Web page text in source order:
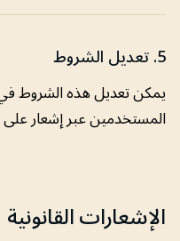
5. تعديل الشروط
يمكن تعديل هذه الشروط
المستخدمين عبر إشعار على
الإشعارات القانونية